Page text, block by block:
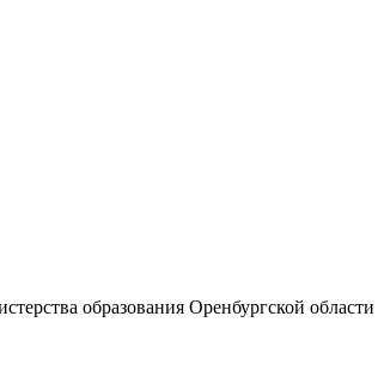
образования Оренбургской области